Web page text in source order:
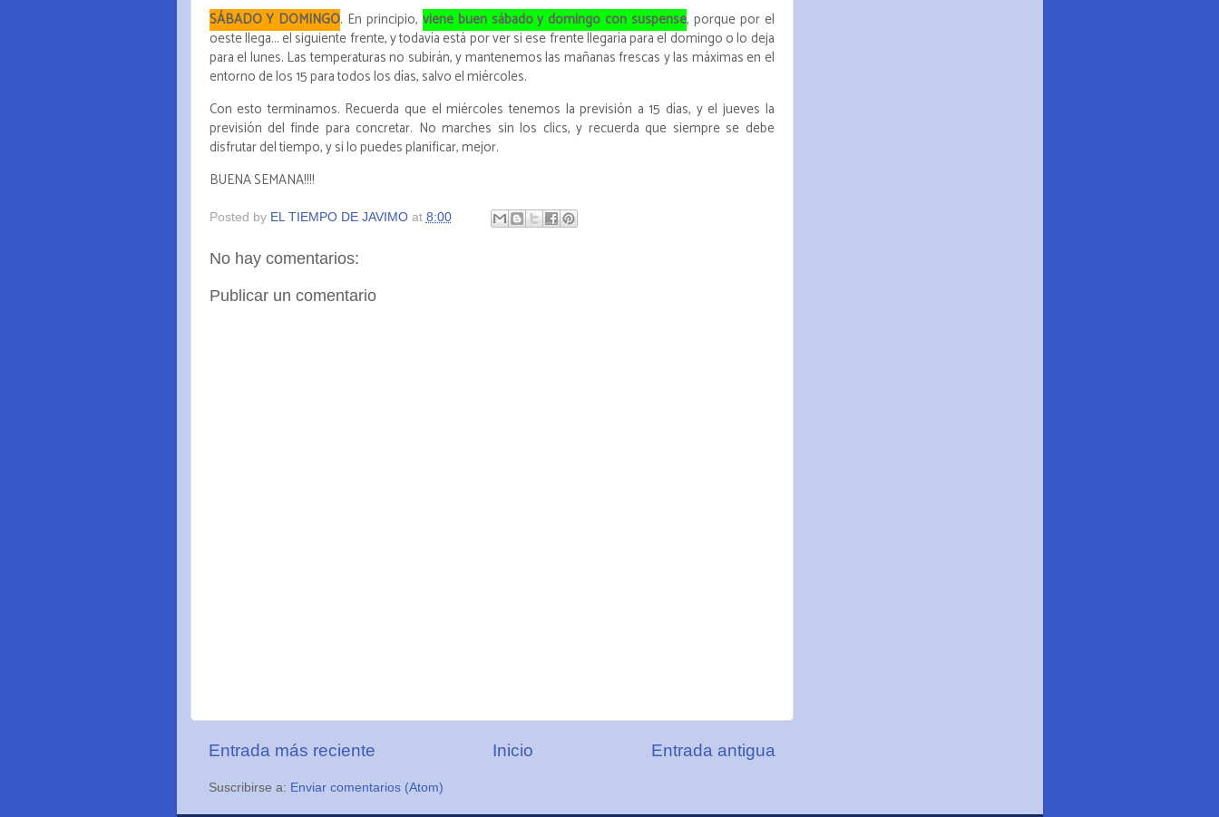
SÁBADO Y DOMINGO. En principio, viene buen sábado y domingo con suspense, porque por el
oeste llega... el siguiente frente, y todavía está por ver si ese frente llegaría para el domingo o lo deja
para el lunes. Las temperaturas no subirán, y mantenemos las mañanas frescas y las máximas en el
entorno de los 15 para todos los días, salvo el miércoles.
Con esto terminamos. Recuerda que el miércoles tenemos la previsión a 15 días, y el jueves la
previsión del finde para concretar. No marches sin los clics, y recuerda que siempre se debe
disfrutar del tiempo, y si lo puedes planificar, mejor.
BUENA SEMANA!!!!
Posted by EL TIEMPO DE JAVIMO at 8:00
No hay comentarios:
Publicar un comentario
Entrada más reciente Entrada antigua
Inicio
Suscribirse a: Enviar comentarios (Atom)